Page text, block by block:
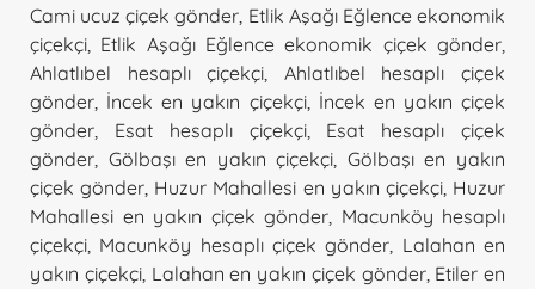
Cami ucuz çiçek gönder, Etlik Aşağı Eğlence ekonomik
çiçekçi, Etlik Aşağı Eğlence ekonomik çiçek gönder,
Ahlatlıbel hesaplı çiçekçi, Ahlatlıbel hesaplı çiçek
gönder, İncek en yakın çiçekçi, İncek en yakın çiçek
gönder, Esat hesaplı çiçekçi, Esat hesaplı çiçek
gönder, Gölbaşı en yakın çiçekçi, Gölbaşı en yakın
çiçek gönder, Huzur Mahallesi en yakın çiçekçi, Huzur
Mahallesi en yakın çiçek gönder, Macunköy hesaplı
çiçekçi, Macunköy hesaplı çiçek gönder, Lalahan en
yakın çiçekçi, Lalahan en yakın çiçek gönder, Etiler en